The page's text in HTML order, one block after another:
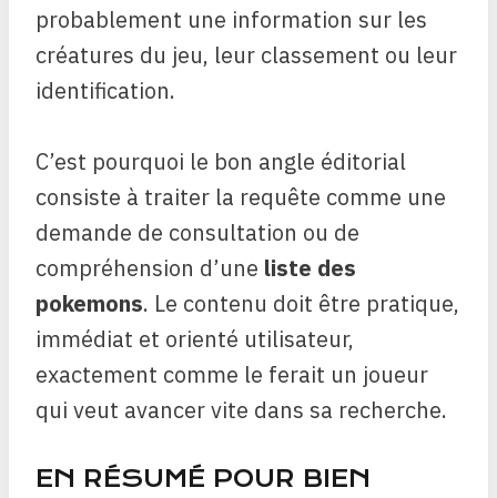
probablement une information sur les
créatures du jeu, leur classement ou leur
identification.
C’est pourquoi le bon angle éditorial
consiste à traiter la requête comme une
demande de consultation ou de
compréhension d’une liste des
pokemons. Le contenu doit être pratique,
immédiat et orienté utilisateur,
exactement comme le ferait un joueur
qui veut avancer vite dans sa recherche.
EN RÉSUMÉ POUR BIEN